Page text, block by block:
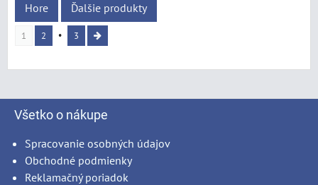
Hore Ďalšie produkty
1 2 3
Všetko o nákupe
Spracovanie osobných údajov
Obchodné podmienky
Reklamačný poriadok